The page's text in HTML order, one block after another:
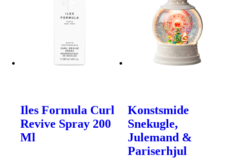
Iles Formula Curl
Revive Spray 200
Ml
Konstsmide
Snekugle,
Julemand &
Pariserhjul